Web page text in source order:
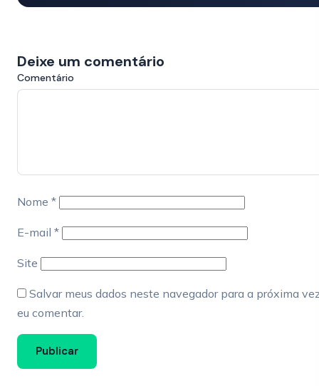
Deixe um comentário
Comentário
Nome *
E-mail *
Site
Salvar meus dados neste navegador para a próxima
eu comentar.